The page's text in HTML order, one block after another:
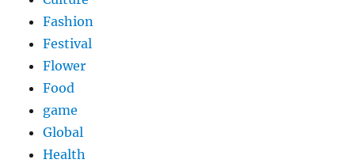
Fashion
Festival
Flower
Food
game
Global
Health